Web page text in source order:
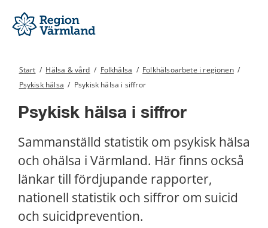
Start / Hälsa & vård / Folkhälsa / Folkhälsoarbete i regionen /
Psykisk hälsa / Psykisk hälsa i siffror
Psykisk hälsa i siffror
Sammanställd statistik om psykisk hälsa
och ohälsa i Värmland. Här finns också
länkar till fördjupande rapporter,
nationell statistik och siffror om suicid
och suicidprevention.